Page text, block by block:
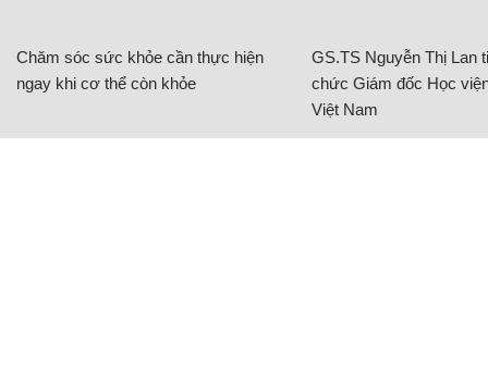
Chăm sóc sức khỏe cần thực hiện
ngay khi cơ thể còn khỏe
GS.TS Nguyễn Thị Lan
chức Giám đốc Học
Việt Nam